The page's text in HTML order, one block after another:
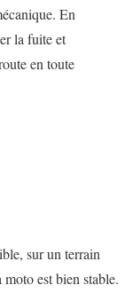
En
la fuite et
en toute
sur un terrain
est bien stable.